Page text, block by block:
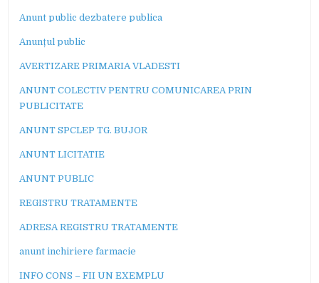
Anunt public dezbatere publica
Anunțul public
AVERTIZARE PRIMARIA VLADESTI
ANUNT COLECTIV PENTRU COMUNICAREA PRIN
PUBLICITATE
ANUNT SPCLEP TG. BUJOR
ANUNT LICITATIE
ANUNT PUBLIC
REGISTRU TRATAMENTE
ADRESA REGISTRU TRATAMENTE
anunt inchiriere farmacie
INFO CONS – FII UN EXEMPLU